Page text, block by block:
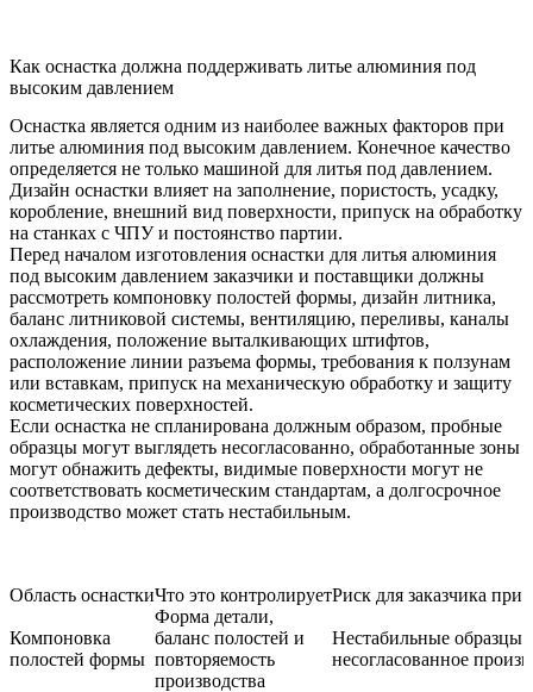
Как оснастка должна поддерживать литье алюминия под
высоким давлением
Оснастка является одним из наиболее важных факторов при
литье алюминия под высоким давлением. Конечное качество
определяется не только машиной для литья под давлением.
Дизайн оснастки влияет на заполнение, пористость, усадку,
коробление, внешний вид поверхности, припуск на обработку
на станках с ЧПУ и постоянство партии.
Перед началом изготовления оснастки для литья алюминия
под высоким давлением заказчики и поставщики должны
рассмотреть компоновку полостей формы, дизайн литника,
баланс литниковой системы, вентиляцию, переливы, каналы
охлаждения, положение выталкивающих штифтов,
расположение линии разъема формы, требования к ползунам
или вставкам, припуск на механическую обработку и защиту
косметических поверхностей.
Если оснастка не спланирована должным образом, пробные
образцы могут выглядеть несогласованно, обработанные зоны
могут обнажить дефекты, видимые поверхности могут не
соответствовать косметическим стандартам, а долгосрочное
производство может стать нестабильным.
Область оснасткиЧто это контролируетРиск для заказчика при
Компоновка
полостей формы
Форма детали,
баланс полостей и
повторяемость
производства
Нестабильные образцы
несогласованное